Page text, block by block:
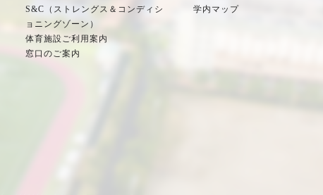
S&C（ストレングス＆コンディシ
ョニングゾーン）
体育施設ご利用案内
窓口のご案内
学内マップ